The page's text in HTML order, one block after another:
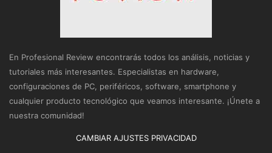
En Profesional Review encontrarás todos los análisis, noticias y
tutoriales más interesantes. Especialistas en hardware,
configuraciones de PC, periféricos, software, smartphone y
cualquier producto tecnológico que veamos interesante. ¡Únete a
nuestra comunidad!
CAMBIAR AJUSTES PRIVACIDAD